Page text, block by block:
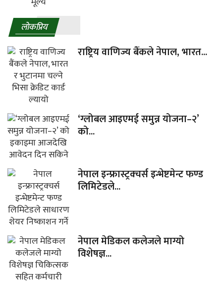
लाेकप्रिय
राष्ट्रिय वाणिज्य बैंकले नेपाल, भारत...
‘ग्लोबल आइएमई समुन्न योजना–२’
को...
नेपाल इन्फ्रास्ट्रक्चर्स इन्भेष्टमेन्ट फण्ड
लिमिटेडले...
नेपाल मेडिकल कलेजले माग्यो
विशेषज्ञ...